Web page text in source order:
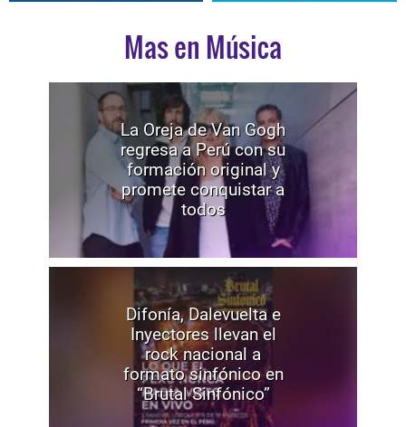
Mas en Música
La Oreja de Van Gogh
regresa a Perú con su
formación original y
promete conquistar a
todos
Difonía, Dalevuelta e
Inyectores llevan el
rock nacional a
formato sinfónico en
“Brutal Sinfónico”